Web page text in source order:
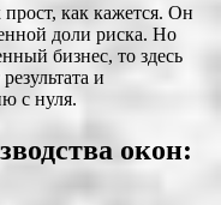
как кажется. Он
доли риска. Но
бизнес, то здесь
и
с нуля.
окон: